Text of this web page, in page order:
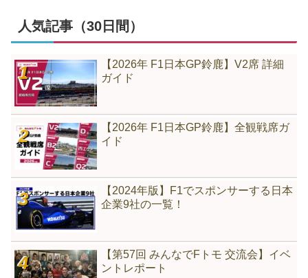
人気記事（30日間）
【2026年 F1日本GP鈴鹿】V2席 詳細
ガイド
【2026年 F1日本GP鈴鹿】全観戦席ガ
イド
【2024年版】F1でスポンサーする日本
企業9社の一覧！
【第57回 みんなでFトモ 交流会】イベ
ントレポート